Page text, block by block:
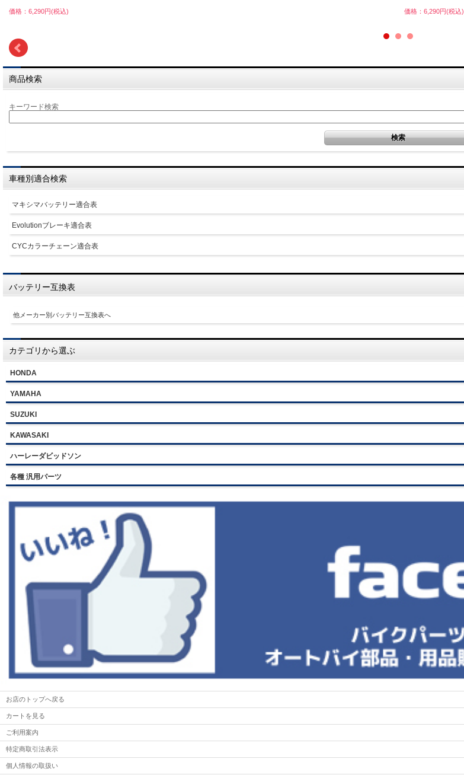
価格：6,290円(税込) 価格：6,290円(税込)
商品検索
キーワード検索
車種別適合検索
マキシマバッテリー適合表
Evolutionブレーキ適合表
CYCカラーチェーン適合表
バッテリー互換表
他メーカー別バッテリー互換表へ
カテゴリから選ぶ
HONDA
YAMAHA
SUZUKI
KAWASAKI
ハーレーダビッドソン
各種 汎用パーツ
お店のトップへ戻る
カートを見る
ご利用案内
特定商取引法表示
個人情報の取扱い